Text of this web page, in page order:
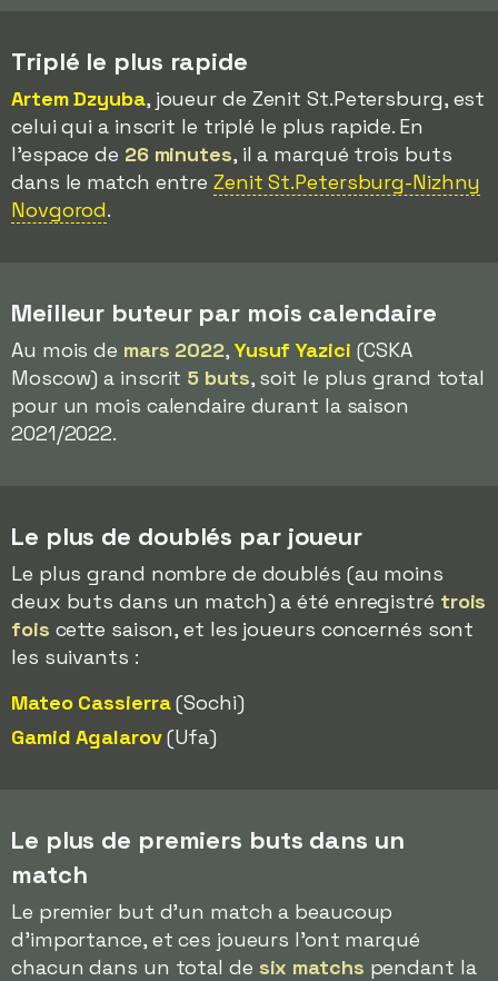
Triplé le plus rapide
Artem Dzyuba, joueur de Zenit St.Petersburg, est
celui qui a inscrit le triplé le plus rapide. En
l'espace de 26 minutes, il a marqué trois buts
dans le match entre Zenit St.Petersburg-Nizhny
Novgorod.
Meilleur buteur par mois calendaire
Au mois de mars 2022, Yusuf Yazici (CSKA
Moscow) a inscrit 5 buts, soit le plus grand total
pour un mois calendaire durant la saison
2021/2022.
Le plus de doublés par joueur
Le plus grand nombre de doublés (au moins
deux buts dans un match) a été enregistré trois
fois cette saison, et les joueurs concernés sont
les suivants :
Mateo Cassierra(Sochi)
Gamid Agalarov(Ufa)
Le plus de premiers buts dans un
match
Le premier but d'un match a beaucoup
d'importance, et ces joueurs l'ont marqué
chacun dans un total de six matchs pendant la